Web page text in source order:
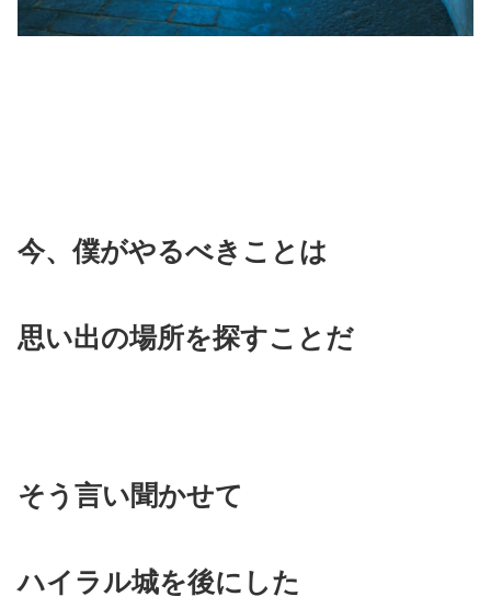
今、僕がやるべきことは
思い出の場所を探すことだ
そう言い聞かせて
ハイラル城を後にした